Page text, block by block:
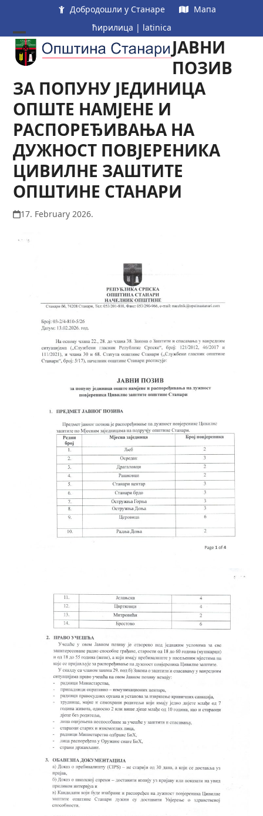
content
Добродошли у Станаре
Мапа
ћирилица | latinica
Open
mobile
menu
Close
mobile
menu
ЈАВНИ
ПОЗИВ
ЗА ПОПУНУ ЈЕДИНИЦА
ОПШТЕ НАМЈЕНЕ И
РАСПОРЕЂИВАЊА НА
ДУЖНОСТ ПОВЈЕРЕНИКА
ЦИВИЛНЕ ЗАШТИТЕ
ОПШТИНЕ СТАНАРИ
17. February 2026.